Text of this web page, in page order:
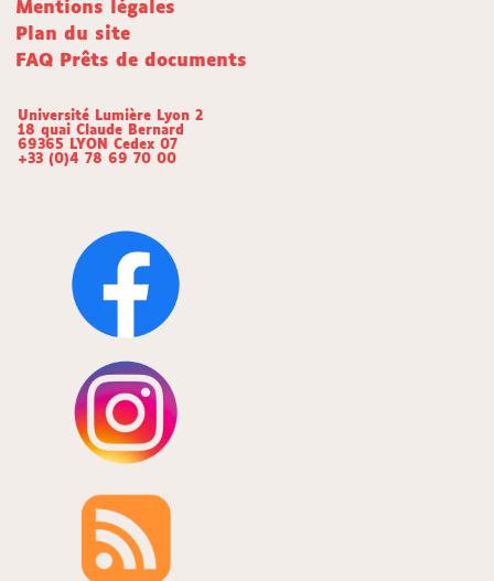
Mentions légales
Plan du site
FAQ Prêts de documents
Université Lumière Lyon 2
18 quai Claude Bernard
69365 LYON Cedex 07
+33 (0)4 78 69 70 00